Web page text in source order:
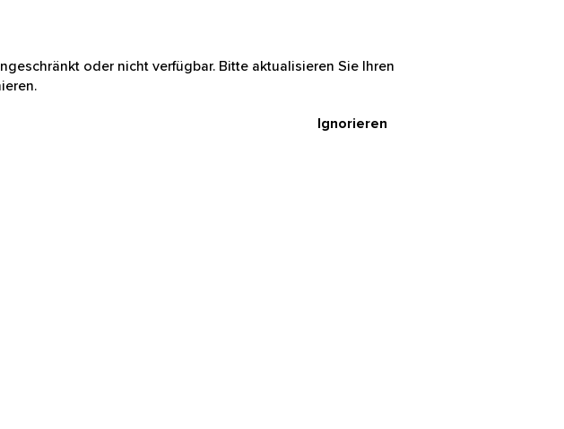
oder nicht verfügbar. Bitte aktualisieren Sie Ihren
Ignorieren